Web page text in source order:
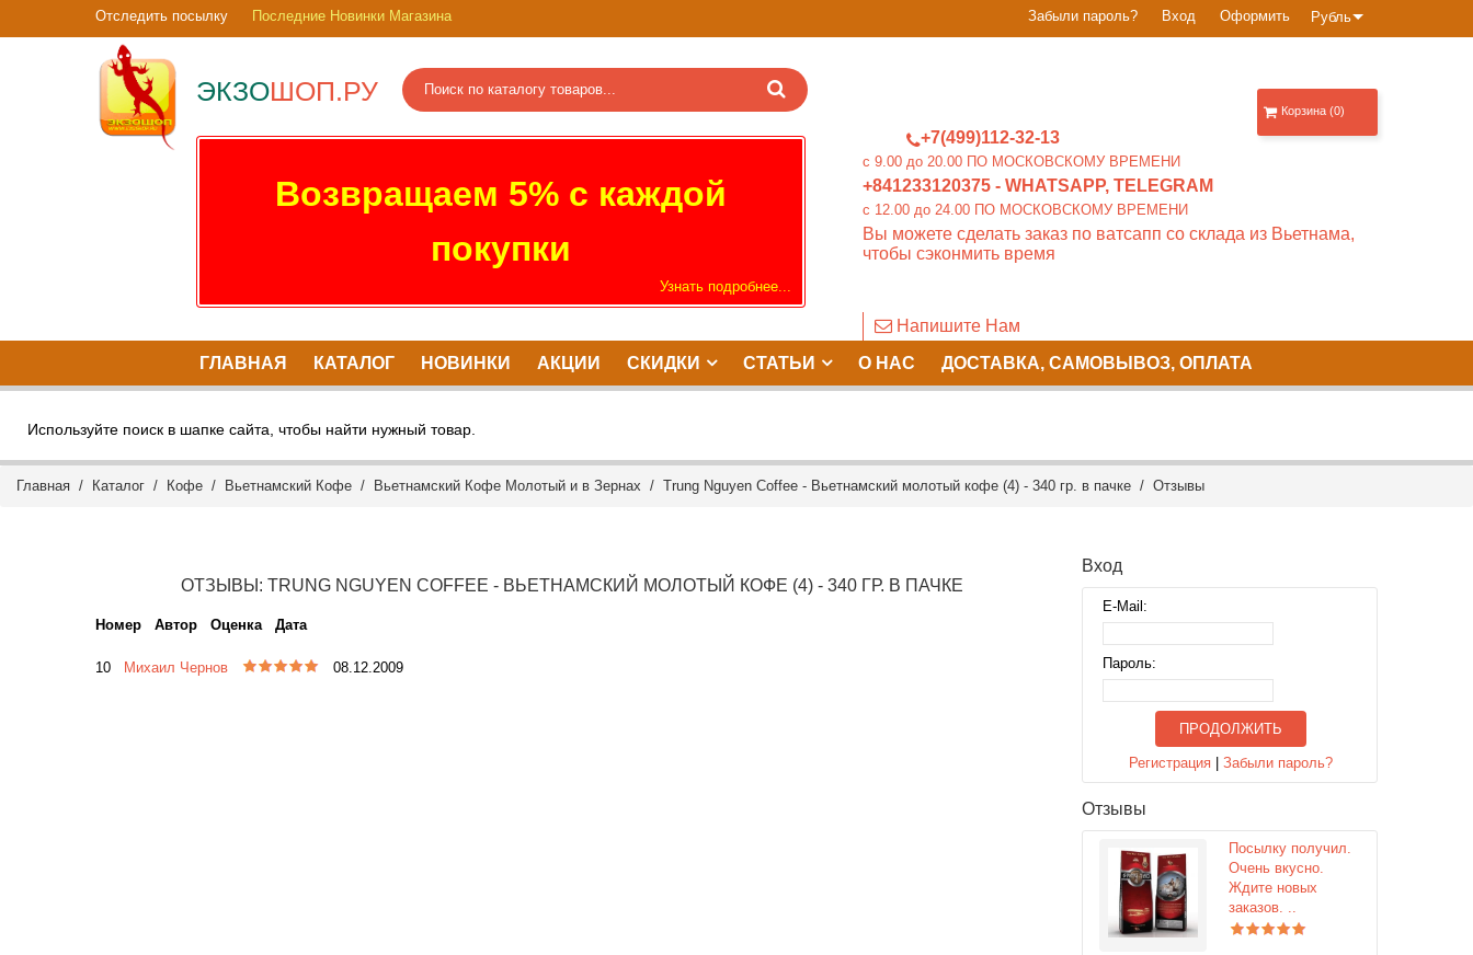
Рубль
Забыли пароль? Вход Оформить
Отследить посылку Последние Новинки Магазина
ЭКЗОШОП.РУ
+7(499)112-32-13
c 9.00 до 20.00 ПО МОСКОВСКОМУ ВРЕМЕНИ
+841233120375 - WHATSAPP, TELEGRAM
c 12.00 до 24.00 ПО МОСКОВСКОМУ ВРЕМЕНИ
Вы можете сделать заказ по ватсапп со склада из Вьетнама,
чтобы сэконмить время
Напишите Нам
Возвращаем 5% с каждой
покупки
Узнать подробнее...
Корзина (0)
ГЛАВНАЯ КАТАЛОГ НОВИНКИ АКЦИИ СКИДКИ СТАТЬИ О НАС ДОСТАВКА, САМОВЫВОЗ, ОПЛАТА
Используйте поиск в шапке сайта, чтобы найти нужный товар.
Главная / Каталог / Кофе / Вьетнамский Кофе / Вьетнамский Кофе Молотый и в Зернах / Trung Nguyen Coffee - Вьетнамский молотый кофе (4) - 340 гр. в пачке / Отзывы
ОТЗЫВЫ: TRUNG NGUYEN COFFEE - ВЬЕТНАМСКИЙ МОЛОТЫЙ КОФЕ (4) - 340 ГР. В ПАЧКЕ
Номер Автор Оценка Дата
10 Михаил Чернов 08.12.2009
Вход
E-Mail:
Пароль:
ПРОДОЛЖИТЬ
Регистрация |Забыли пароль?
Отзывы
Посылку получил.
Очень вкусно.
Ждите новых
заказов. ..